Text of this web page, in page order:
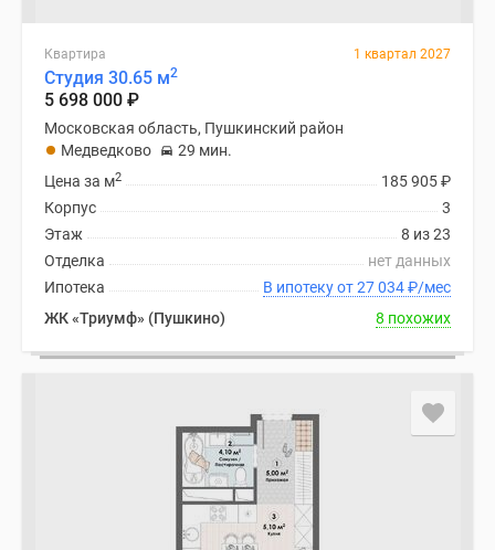
Квартира 1 квартал 2027
Студия 30.65 м2
5 698 000 ₽
Московская область, Пушкинский район
Медведково
29 мин.
185 905₽
Цена за м2
3
Корпус
8 из 23
Этаж
нет данных
Отделка
В ипотеку от 27 034₽/мес
Ипотека
ЖК «Триумф» (Пушкино)
8 похожих